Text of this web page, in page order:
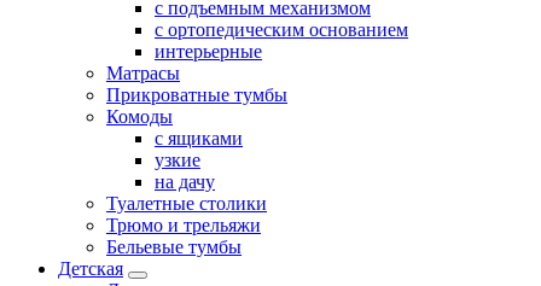
с подъемным механизмом
с ортопедическим основанием
интерьерные
Матрасы
Прикроватные тумбы
Комоды
с ящиками
узкие
на дачу
Туалетные столики
Трюмо и трельяжи
Бельевые тумбы
Детская